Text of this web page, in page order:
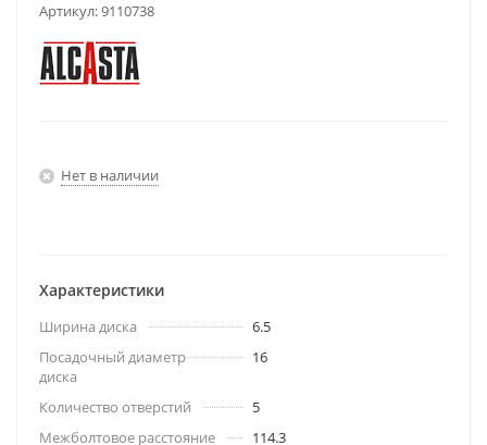
Артикул:9110738
Нет в наличии
Характеристики
Ширина диска
6.5
Посадочный диаметр
диска
16
Количество отверстий
5
Межболтовое расстояние
114.3